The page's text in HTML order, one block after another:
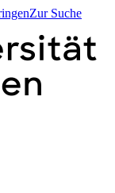
Zur Suche